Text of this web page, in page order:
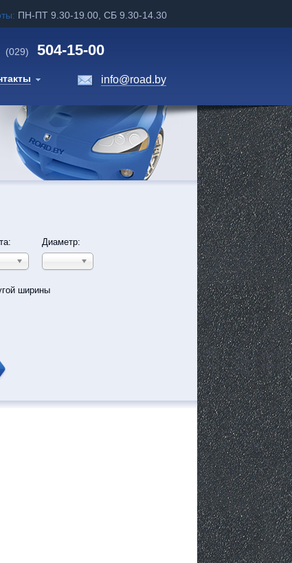
ПН-ПТ 9.30-19.00, СБ 9.30-14.30
(029) 504-15-00
info@road.by
Диаметр:
ширины